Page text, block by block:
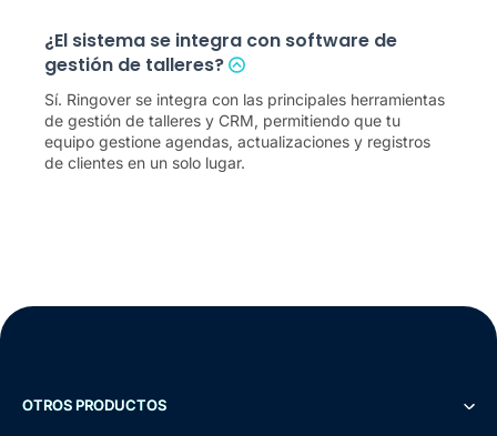
¿El sistema se integra con software de
gestión de talleres?
Sí. Ringover se integra con las principales herramientas
de gestión de talleres y CRM, permitiendo que tu
equipo gestione agendas, actualizaciones y registros
de clientes en un solo lugar.
OTROS PRODUCTOS